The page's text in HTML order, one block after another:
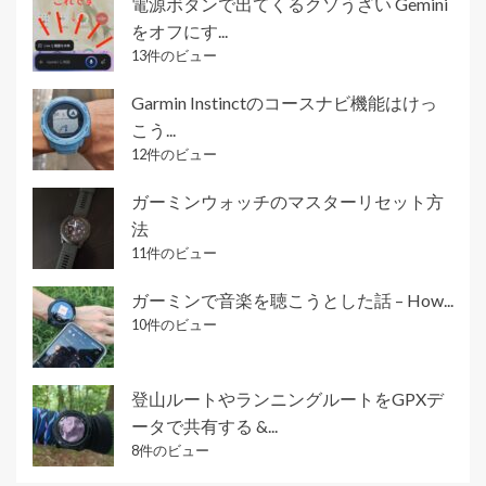
をオフにす...
13件のビュー
Garmin Instinctのコースナビ機能はけっ
こう...
12件のビュー
ガーミンウォッチのマスターリセット方
法
11件のビュー
ガーミンで音楽を聴こうとした話 – How...
10件のビュー
登山ルートやランニングルートをGPXデ
ータで共有する &...
8件のビュー